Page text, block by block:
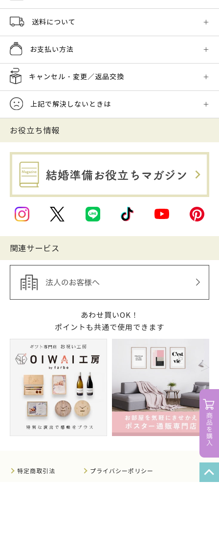
送料について
お支払い方法
キャンセル・変更／返品交換
上記で解決しないときは
お役立ち情報
関連サービス
あわせ買いOK！
ポイントも共通で使用できます
特定商取引法 プライバシーポリシー